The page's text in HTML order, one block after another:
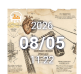
2026
08/05
11:22